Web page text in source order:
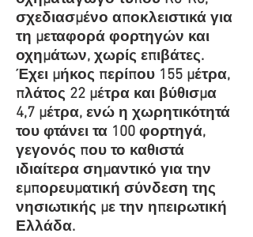
σχεδιασμένο αποκλειστικά για
τη μεταφορά φορτηγών και
οχημάτων, χωρίς επιβάτες.
Έχει μήκος περίπου 155 μέτρα,
πλάτος 22 μέτρα και βύθισμα
4,7 μέτρα, ενώ η χωρητικότητά
του φτάνει τα 100 φορτηγά,
γεγονός που το καθιστά
ιδιαίτερα σημαντικό για την
εμπορευματική σύνδεση της
νησιωτικής με την ηπειρωτική
Ελλάδα.